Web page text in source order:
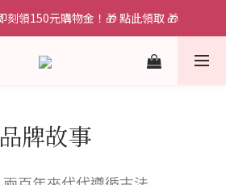
刻領150元購物金！🎁 點此領取 🎁
品牌故事